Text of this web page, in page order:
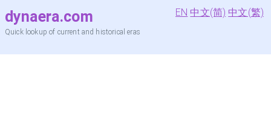
dynaera.com
Quick lookup of current and historical eras
EN 中文(简) 中文(繁)